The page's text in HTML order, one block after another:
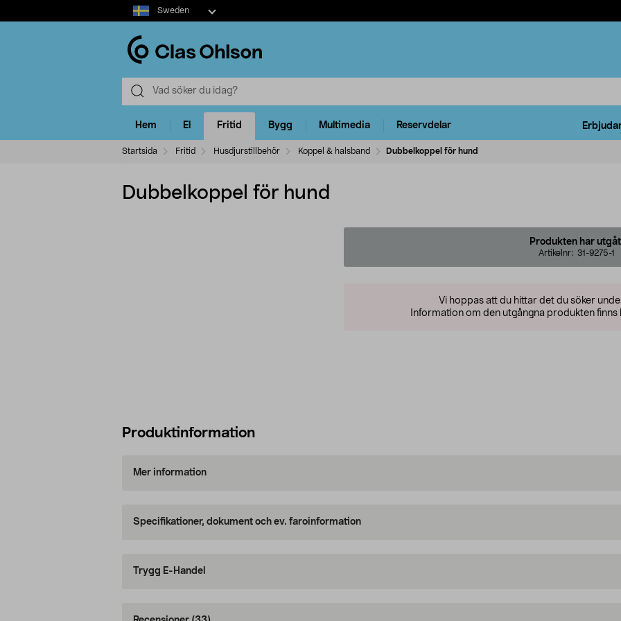
Select
market
Sweden
Hem El Fritid Bygg Multimedia Reservdelar
Startsida Fritid Husdjurstillbehör Koppel & halsband Dubbelkoppel för hund
Dubbelkoppel för hund
Produkten har
Artikelnr: 31-9275-1
Vi hoppas att du hittar det du söker
Information om den utgångna produkten finns
Produktinformation
Mer information
Specifikationer, dokument och ev. faroinformation
Trygg E-Handel